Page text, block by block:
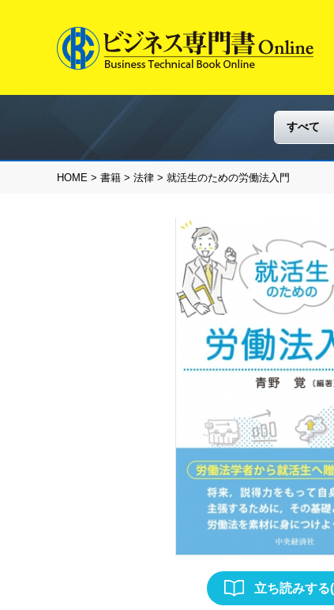
HOME > 書籍 > 法律 > 就活生のための労働法入門
立ち読みする